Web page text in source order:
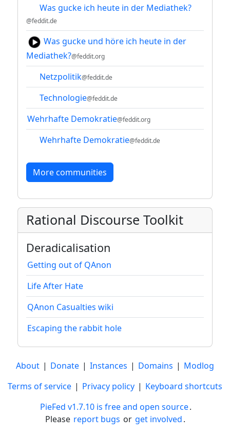
Was gucke ich heute in der Mediathek?
@feddit.de
Was gucke und höre ich heute in der
Mediathek?@feddit.org
Netzpolitik@feddit.de
Technologie@feddit.de
Wehrhafte Demokratie@feddit.org
Wehrhafte Demokratie@feddit.de
More communities
Rational Discourse Toolkit
Deradicalisation
Getting out of QAnon
Life After Hate
QAnon Casualties wiki
Escaping the rabbit hole
About | Donate | Instances | Domains | Modlog
Terms of service | Privacy policy | Keyboard shortcuts
PieFed v1.7.10 is free and open source.
Please report bugs or get involved.